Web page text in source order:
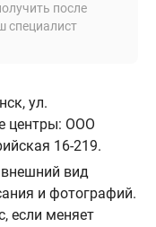
после
специалист
ул.
центры: ООО
16-219.
внешний вид
и фотографий.
если меняет